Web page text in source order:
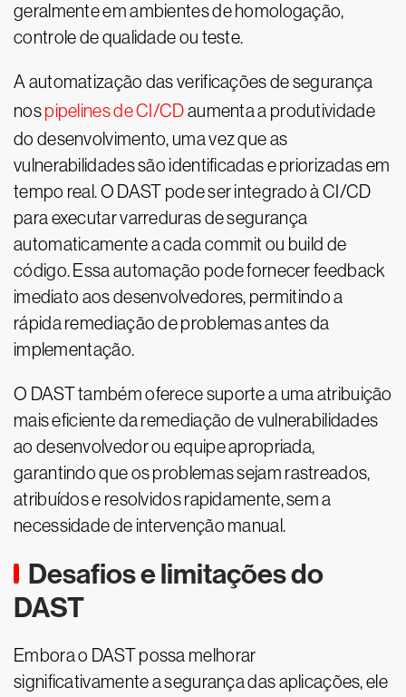
geralmente em ambientes de homologação,
controle de qualidade ou teste.
A automatização das verificações de segurança
nospipelines de CI/CDaumenta a produtividade
do desenvolvimento, uma vez que as
vulnerabilidades são identificadas e priorizadas em
tempo real. O DAST pode ser integrado à CI/CD
para executar varreduras de segurança
automaticamente a cada commit ou build de
código. Essa automação pode fornecer feedback
imediato aos desenvolvedores, permitindo a
rápida remediação de problemas antes da
implementação.
O DAST também oferece suporte a uma atribuição
mais eficiente da remediação de vulnerabilidades
ao desenvolvedor ou equipe apropriada,
garantindo que os problemas sejam rastreados,
atribuídos e resolvidos rapidamente, sem a
necessidade de intervenção manual.
Desafios e limitações do
DAST
Embora o DAST possa melhorar
significativamente a segurança das aplicações, ele